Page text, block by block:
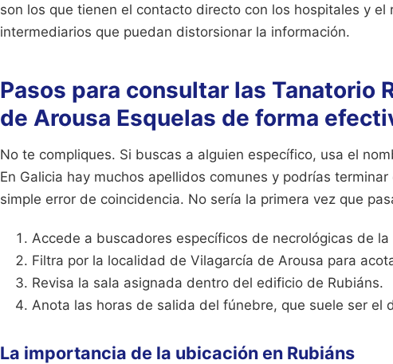
son los que tienen el contacto directo con los hospitales y el
intermediarios que puedan distorsionar la información.
Pasos para consultar las Tanatorio
de Arousa Esquelas de forma
No te compliques. Si buscas a alguien específico, usa el
En Galicia hay muchos apellidos comunes y podrías
simple error de coincidencia. No sería la primera vez que
Accede a buscadores específicos de necrológicas de
Filtra por la localidad de Vilagarcía de Arousa para
Revisa la sala asignada dentro del edificio de Rubiáns.
Anota las horas de salida del fúnebre, que suele ser el
La importancia de la ubicación en Rubiáns